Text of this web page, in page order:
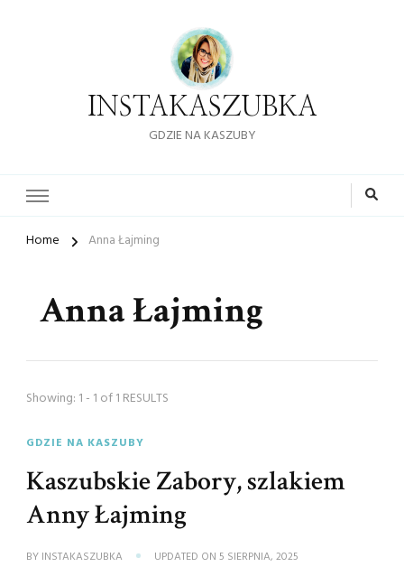
INSTAKASZUBKA
GDZIE NA KASZUBY
Home Anna Łajming
Anna Łajming
Showing: 1 - 1 of 1 RESULTS
GDZIE NA KASZUBY
Kaszubskie Zabory, szlakiem
Anny Łajming
BY INSTAKASZUBKA UPDATED ON 5 SIERPNIA, 2025